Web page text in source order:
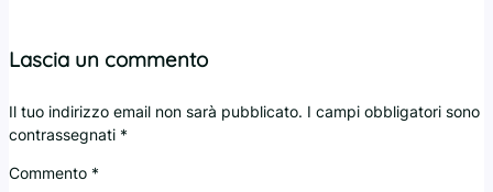
Lascia un commento
Il tuo indirizzo email non sarà pubblicato. I campi obbligatori sono
contrassegnati *
Commento *